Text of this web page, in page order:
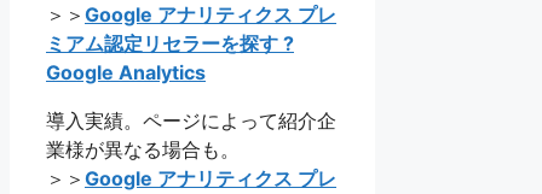
＞＞ Google アナリティクス プレ
ミアム認定リセラーを探す ?
Google Analytics
導入実績。ページによって紹介企
業様が異なる場合も。
＞＞ Google アナリティクス プレ